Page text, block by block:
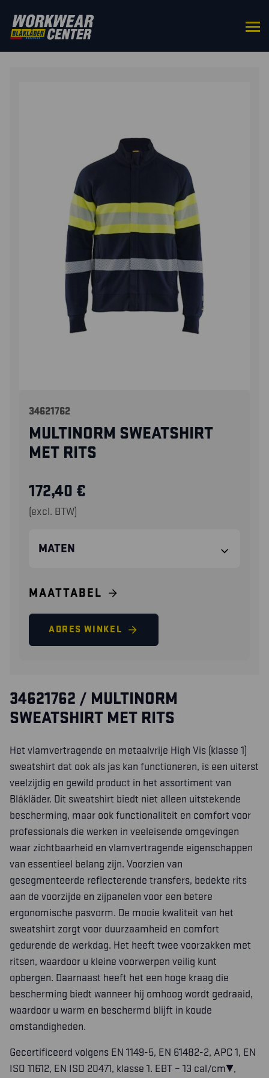
HOME/BOVENKLEDING
/ MULTINORM
34621762
MULTINORM SWEATSHIRT
MET RITS
172,40 €
(excl. BTW)
MATEN
MAATTABEL
ADRES WINKEL
34621762 / MULTINORM
SWEATSHIRT MET RITS
Het vlamvertragende en metaalvrije High Vis (klasse 1)
sweatshirt dat ook als jas kan functioneren, is een uiterst
veelzijdig en gewild product in het assortiment van
Blåkläder. Dit sweatshirt biedt niet alleen uitstekende
bescherming, maar ook functionaliteit en comfort voor
professionals die werken in veeleisende omgevingen
waar zichtbaarheid en vlamvertragende eigenschappen
van essentieel belang zijn. Voorzien van
gesegmenteerde reflecterende transfers, bedekte rits
aan de voorzijde en zijpanelen voor een betere
ergonomische pasvorm. De mooie kwaliteit van het
sweatshirt zorgt voor duurzaamheid en comfort
gedurende de werkdag. Het heeft twee voorzakken met
ritsen, waardoor u kleine voorwerpen veilig kunt
opbergen. Daarnaast heeft het een hoge kraag die
bescherming biedt wanneer hij omhoog wordt gedraaid,
waardoor u warm en beschermd blijft in koude
omstandigheden.
Gecertificeerd volgens EN 1149-5, EN 61482-2, APC 1, EN
ISO 11612, EN ISO 20471, klasse 1. EBT – 13 cal/cm²,